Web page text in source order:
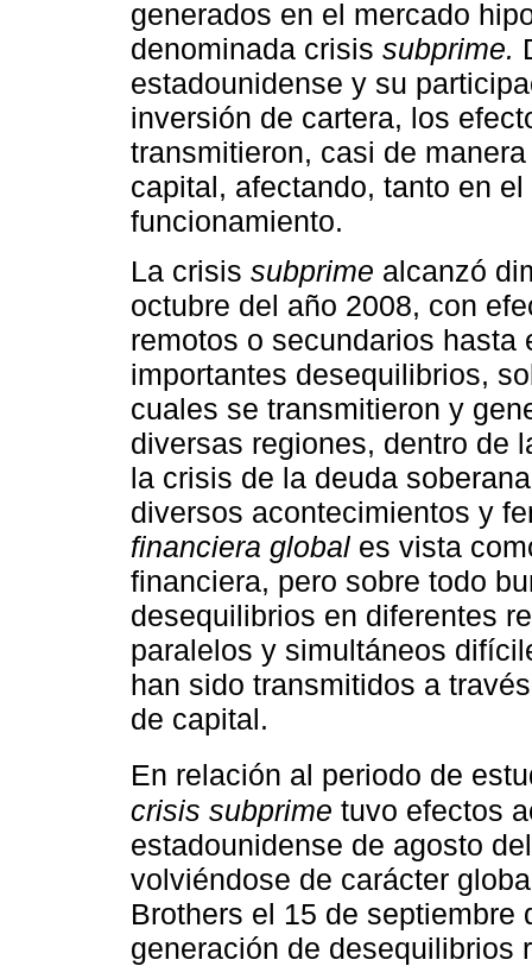
generados en el mercado
denominada crisis subprime.
estadounidense y su
inversión de cartera, los
transmitieron, casi de
capital, afectando, tanto en
funcionamiento.
La crisis subprime alcanzó
octubre del año 2008, con
remotos o secundarios hasta
importantes desequilibrios,
cuales se transmitieron y
diversas regiones, dentro de
la crisis de la deuda
diversos acontecimientos y
financiera global es vista
financiera, pero sobre todo
desequilibrios en diferentes
paralelos y simultáneos
han sido transmitidos a
de capital.
En relación al periodo de
crisis subprime tuvo efectos
estadounidense de agosto
volviéndose de carácter
Brothers el 15 de septiembre
generación de desequilibrios